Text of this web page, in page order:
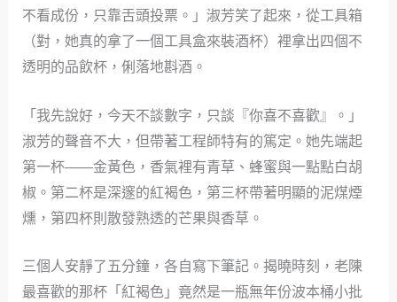
不看成份，只靠舌頭投票。」淑芳笑了起來，從工具箱
（對，她真的拿了一個工具盒來裝酒杯）裡拿出四個不
透明的品飲杯，俐落地斟酒。
「我先說好，今天不談數字，只談『你喜不喜歡』。」
淑芳的聲音不大，但帶著工程師特有的篤定。她先端起
第一杯——金黃色，香氣裡有青草、蜂蜜與一點點白胡
椒。第二杯是深邃的紅褐色，第三杯帶著明顯的泥煤煙
燻，第四杯則散發熟透的芒果與香草。
三個人安靜了五分鐘，各自寫下筆記。揭曉時刻，老陳
最喜歡的那杯「紅褐色」竟然是一瓶無年份波本桶小批